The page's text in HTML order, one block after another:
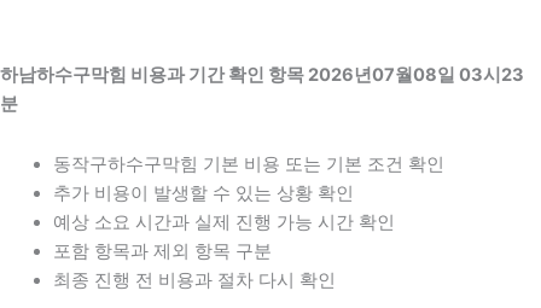
하남하수구막힘 비용과 기간 확인 항목 2026년07월08일 03시23
분
동작구하수구막힘 기본 비용 또는 기본 조건 확인
추가 비용이 발생할 수 있는 상황 확인
예상 소요 시간과 실제 진행 가능 시간 확인
포함 항목과 제외 항목 구분
최종 진행 전 비용과 절차 다시 확인